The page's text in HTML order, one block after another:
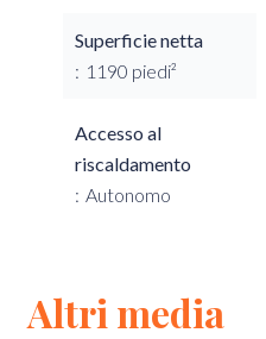
Superficie netta
1190 piedi²
Accesso al
riscaldamento
Autonomo
Altri media